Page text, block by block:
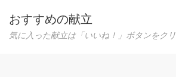
おすすめの献立
気に入った献立は「いいね！」ボタンをク